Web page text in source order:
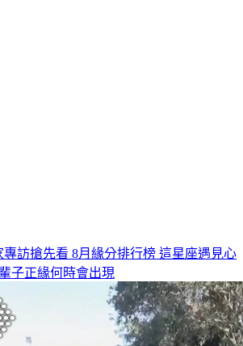
專訪搶先看8月緣分排行榜 這星座遇見心
子正緣何時會出現